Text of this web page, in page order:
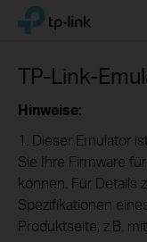
Click
the
navigation
TP-Link, Reliably Smart
TP-Link-
Hinweise:
1. Dieser Emulator
Sie Ihre Firmware
können. Für Details
Spezifikationen
Produktseite, z.B.